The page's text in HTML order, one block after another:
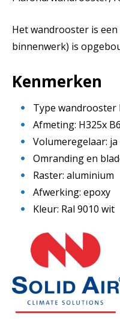
Het wandrooster is
binnenwerk) is
Kenmerken
Type wandrooster
Afmeting: H325x
Volumeregelaar: ja
Omranding en
Raster: aluminium
Afwerking: epoxy
Kleur: Ral 9010 wit